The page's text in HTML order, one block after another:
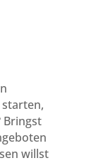
Bringst
willst